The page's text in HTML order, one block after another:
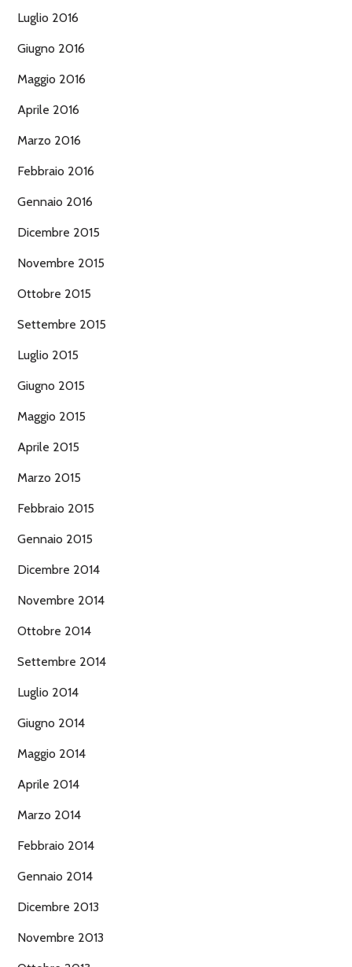
Luglio 2016
Giugno 2016
Maggio 2016
Aprile 2016
Marzo 2016
Febbraio 2016
Gennaio 2016
Dicembre 2015
Novembre 2015
Ottobre 2015
Settembre 2015
Luglio 2015
Giugno 2015
Maggio 2015
Aprile 2015
Marzo 2015
Febbraio 2015
Gennaio 2015
Dicembre 2014
Novembre 2014
Ottobre 2014
Settembre 2014
Luglio 2014
Giugno 2014
Maggio 2014
Aprile 2014
Marzo 2014
Febbraio 2014
Gennaio 2014
Dicembre 2013
Novembre 2013